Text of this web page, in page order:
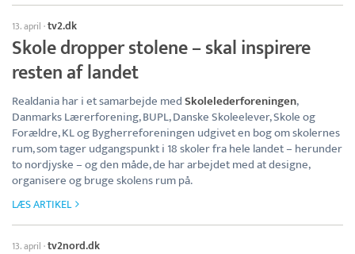
13. april ·tv2.dk
Skole dropper stolene – skal inspirere
resten af landet
Realdania har i et samarbejde medSkolelederforeningen,
Danmarks Lærerforening, BUPL, Danske Skoleelever, Skole og
Forældre, KL og Bygherreforeningen udgivet en bog om skolernes
rum, som tager udgangspunkt i 18 skoler fra hele landet – herunder
to nordjyske – og den måde, de har arbejdet med at designe,
organisere og bruge skolens rum på.
LÆS ARTIKEL
13. april ·tv2nord.dk